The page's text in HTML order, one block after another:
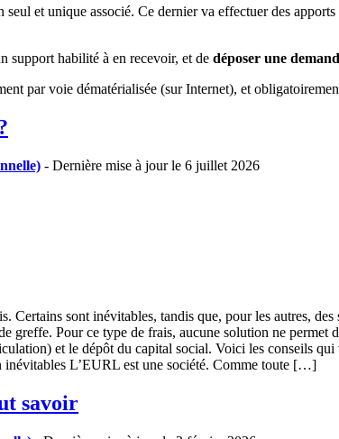
seul et unique associé. Ce dernier va effectuer des
support habilité à en recevoir, et de déposer une
par voie dématérialisée (sur Internet), et
- Dernière mise à jour le 6 juillet 2026
sont inévitables, tandis que, pour les autres,
greffe. Pour ce type de frais, aucune solution ne
et le dépôt du capital social. Voici les conseils
inévitables L’EURL est une société. Comme toute […]
savoir